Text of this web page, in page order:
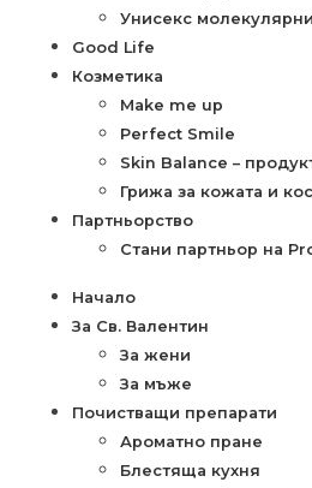
Унисекс
Good Life
Козметика
Make me up
Perfect Smile
Skin Balance –
Грижа за кожата и
Партньорство
Стани партньор на
Начало
За Св. Валентин
За жени
За мъже
Почистващи препарати
Ароматно пране
Блестяща кухня